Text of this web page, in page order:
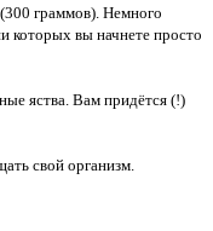
граммов). Немного
которых вы начнете просто
яства. Вам придётся (!)
свой организм.